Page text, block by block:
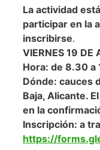
La actividad
participar en la
inscribirse.
VIERNES 19 DE
Hora: de 8.30 a
Dónde: cauces
Baja, Alicante.
en la
Inscripción: a
https://